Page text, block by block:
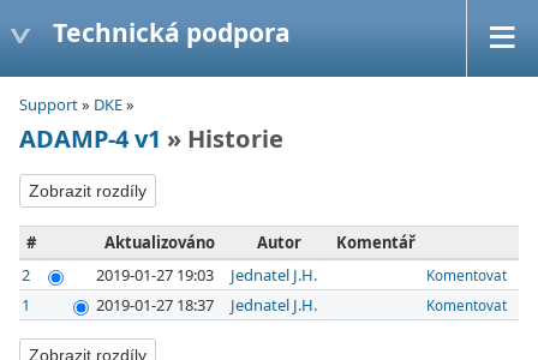
Technická podpora
Support» DKE»
ADAMP-4 v1 » Historie
# Aktualizováno Autor
Komentář
2
2019-01-27 19:03 Jednatel J.H. Komentovat
1 2019-01-27 18:37 Jednatel J.H. Komentovat